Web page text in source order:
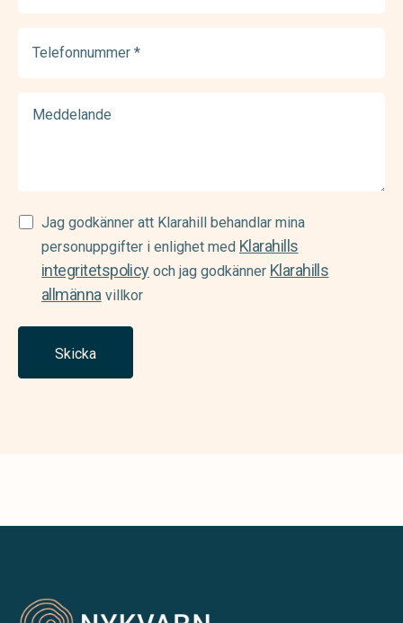
(Required)
Samtycke
(Required)
Jag godkänner att Klarahill behandlar mina
personuppgifter i enlighet med Klarahills
integritetspolicyoch jag godkänner Klarahills
allmännavillkor
Skicka